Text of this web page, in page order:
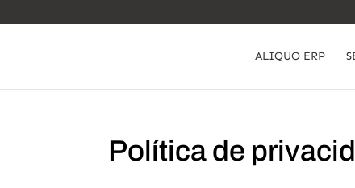
ALIQUO ERP
Política de